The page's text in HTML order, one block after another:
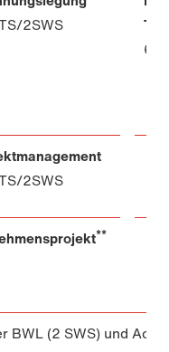
2SWS
2SWS
**
BWL (2 SWS) und